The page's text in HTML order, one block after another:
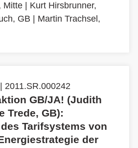
Mitte
Kurt Hirsbrunner,
GB
Martin Trachsel,
2011.SR.000242
GB/JA! (Judith
Trede, GB):
Tarifsystems von
der